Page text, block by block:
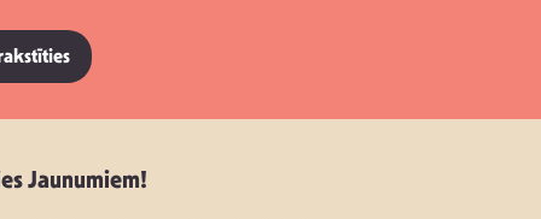
Jaunumiem!